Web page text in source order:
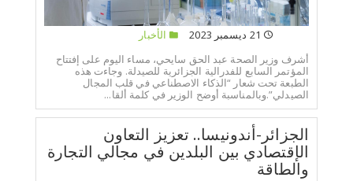
الأخبار
أشرف وزير الصحة عبد الحق سايحي، مساء اليوم على إفتتاح
المؤتمر السابع للفدرالية الجزائرية للصيدلة. وجاءت هذه
الطبعة تحت شعار “الذكاء الاصطناعي في قلب المجال
الصيدلي”.وبالمناسبة أوضح الوزير في كلمة ألقا...
الجزائر-أندونيسا.. تعزيز التعاون
الإقتصادي بين البلدين في مجالي التجارة
والطاقة